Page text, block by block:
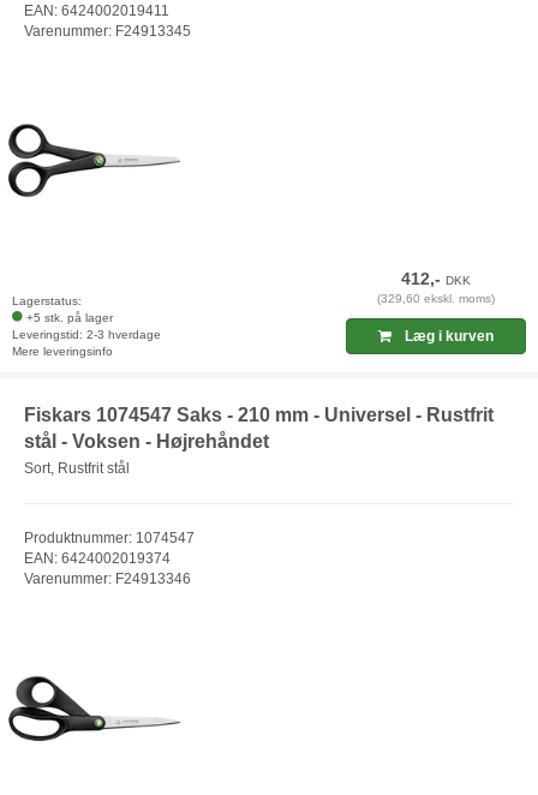
EAN: 6424002019411
Varenummer: F24913345
Lagerstatus:
+5 stk. på lager
Leveringstid: 2-3 hverdage
Mere leveringsinfo
412,-DKK
(329,60 ekskl. moms)
Læg i kurven
Fiskars 1074547 Saks - 210 mm - Universel - Rustfrit
stål - Voksen - Højrehåndet
Sort, Rustfrit stål
Produktnummer: 1074547
EAN: 6424002019374
Varenummer: F24913346